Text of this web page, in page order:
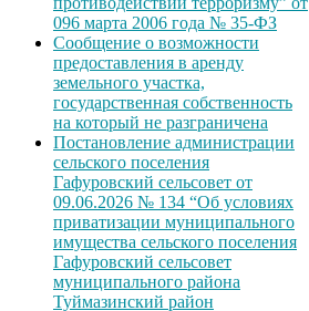
096 марта 2006 года № 35-ФЗ
Сообщение о возможности
предоставления в аренду
земельного участка,
государственная собственность
на который не разграничена
Постановление администрации
сельского поселения
Гафуровский сельсовет от
09.06.2026 № 134 “Об условиях
приватизации муниципального
имущества сельского поселения
Гафуровский сельсовет
муниципального района
Туймазинский район